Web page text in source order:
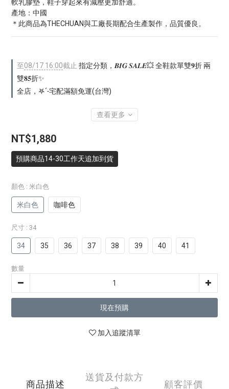
軟乳膠墊，鞋子穿起來有減壓更加舒適。
產地：中國
＊此商品為THECHUAN與工廠長期配合生產製作，品質優良。
至08/17 16:00截止 指定分類，𝑩𝑰𝑮 𝑺𝑨𝑳𝑬💥 全鞋款單雙𝟗折 兩
雙𝟖𝟓折✨
全店，𖤐ˊ˗宅配滿額免運(台灣)
查看更多
NT$1,880
預購商品14-30工作天追加到貨
顏色 : 米白色
米白色 咖啡色
尺寸 : 34
34 35 36 37 38 39 40 41
數量
現在預購
加入追蹤清單
商品描述
送貨及付款方
顧客評價